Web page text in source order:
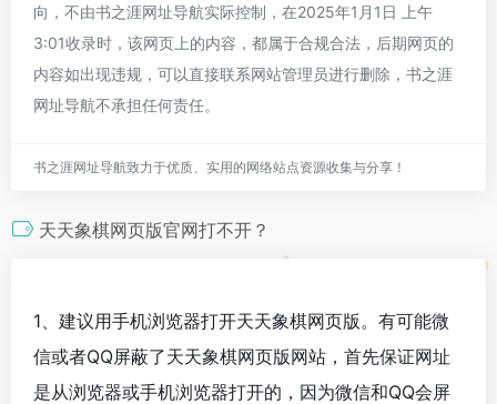
向，不由书之涯网址导航实际控制，在2025年1月1日 上午
3:01收录时，该网页上的内容，都属于合规合法，后期网页的
内容如出现违规，可以直接联系网站管理员进行删除，书之涯
网址导航不承担任何责任。
书之涯网址导航致力于优质、实用的网络站点资源收集与分享！
天天象棋网页版官网打不开？
1、建议用手机浏览器打开天天象棋网页版。有可能微
信或者QQ屏蔽了天天象棋网页版网站，首先保证网址
是从浏览器或手机浏览器打开的，因为微信和QQ会屏